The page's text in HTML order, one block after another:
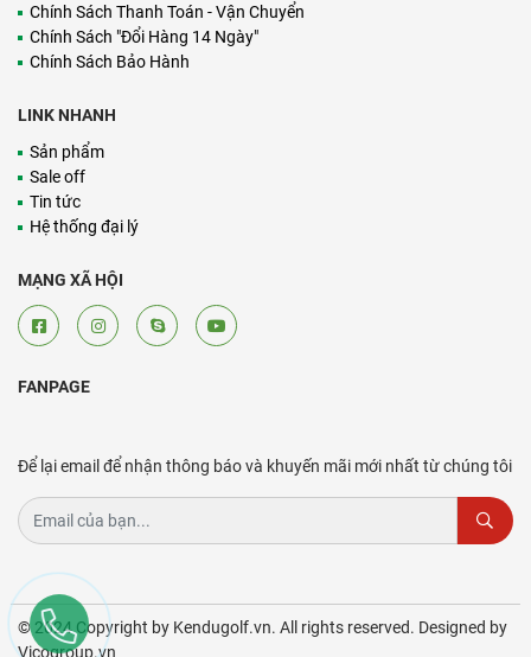
Chính Sách Thanh Toán - Vận Chuyển
Chính Sách "Đổi Hàng 14 Ngày"
Chính Sách Bảo Hành
LINK NHANH
Sản phẩm
Sale off
Tin tức
Hệ thống đại lý
MẠNG XÃ HỘI
FANPAGE
Để lại email để nhận thông báo và khuyến mãi mới nhất từ chúng tôi
© 2024 Copyright by Kendugolf.vn. All rights reserved. Designed by
Vicogroup.vn